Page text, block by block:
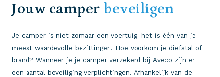
Jouw camper beveiligen
Je camper is niet zomaar een voertuig, het is één van je
meest waardevolle bezittingen. Hoe voorkom je diefstal of
brand? Wanneer je je camper verzekerd bij Aveco zijn er
een aantal beveiliging verplichtingen. Afhankelijk van de